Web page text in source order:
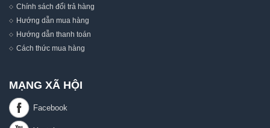
Chính sách đổi trả hàng
Hướng dẫn mua hàng
Hướng dẫn thanh toán
Cách thức mua hàng
MẠNG XÃ HỘI